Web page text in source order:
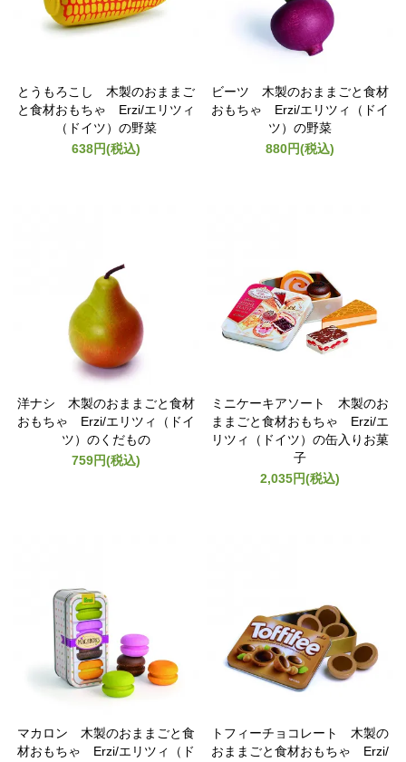
とうもろこし 木製のおままご
と食材おもちゃ Erzi/エリツィ
（ドイツ）の野菜
638円(税込)
ビーツ 木製のおままごと食材
おもちゃ Erzi/エリツィ（ドイ
ツ）の野菜
880円(税込)
洋ナシ 木製のおままごと食材
おもちゃ Erzi/エリツィ（ドイ
ツ）のくだもの
759円(税込)
ミニケーキアソート 木製のお
ままごと食材おもちゃ Erzi/エ
リツィ（ドイツ）の缶入りお菓
子
2,035円(税込)
マカロン 木製のおままごと食
材おもちゃ Erzi/エリツィ（ド
トフィーチョコレート 木製の
おままごと食材おもちゃ Erzi/